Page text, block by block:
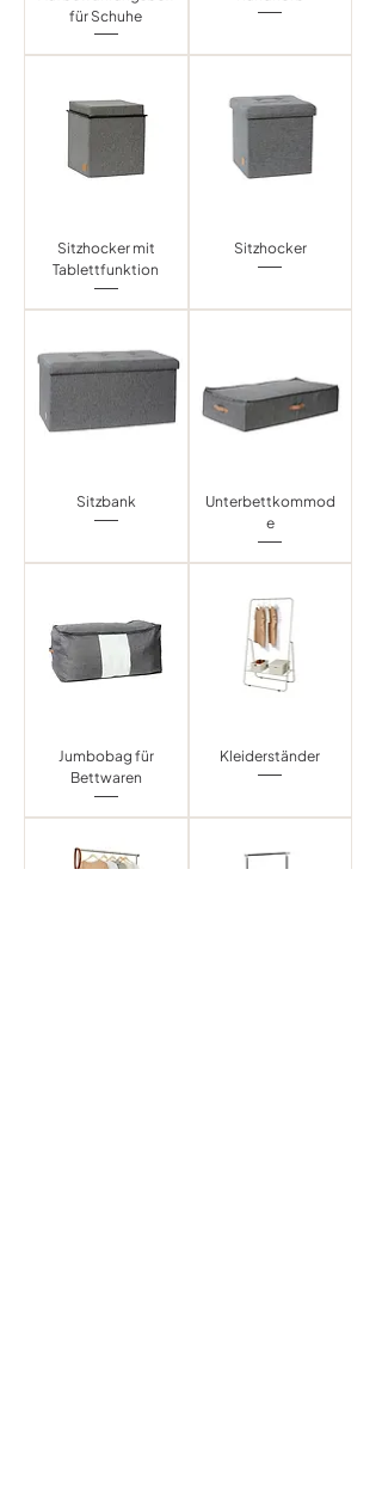
für Schuhe
Sitzhocker mit
Tablettfunktion
Sitzhocker
Sitzbank
Unterbettkommod
e
Jumbobag für
Bettwaren
Kleiderständer